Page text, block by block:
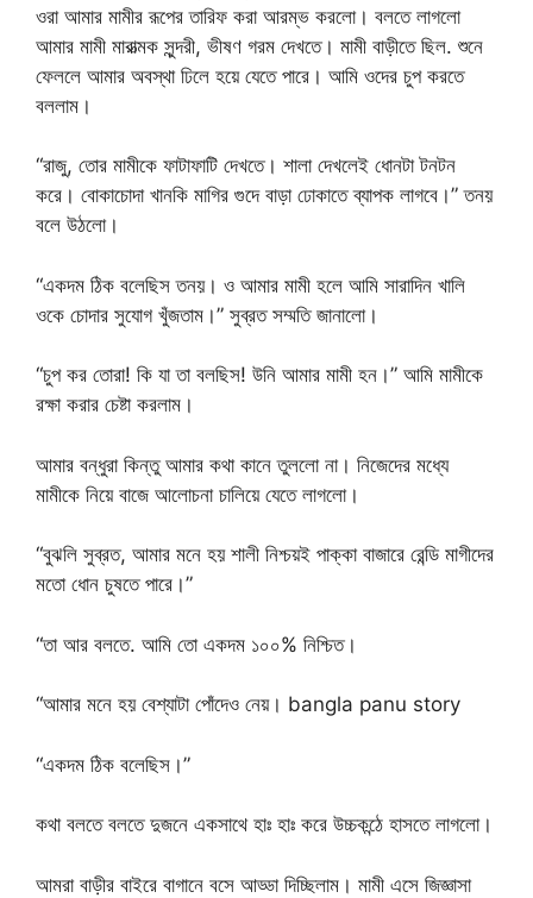
ওরা আমার মামীর রূপের তারিফ করা আরম্ভ করলো। বলতে লাগলো
আমার মামী মারাত্মক সুন্দরী, ভীষণ গরম দেখতে। মামী বাড়ীতে ছিল. শুনে
ফেললে আমার অবস্থা ঢিলে হয়ে যেতে পারে। আমি ওদের চুপ করতে
বললাম।
“রাজু, তোর মামীকে ফাটাফাটি দেখতে। শালা দেখলেই ধোনটা টনটন
করে। বোকাচোদা খানকি মাগির গুদে বাড়া ঢোকাতে ব্যাপক লাগবে।” তনয়
বলে উঠলো।
“একদম ঠিক বলেছিস তনয়। ও আমার মামী হলে আমি সারাদিন খালি
ওকে চোদার সুযোগ খুঁজতাম।” সুব্রত সম্মতি জানালো।
“চুপ কর তোরা! কি যা তা বলছিস! উনি আমার মামী হন।” আমি মামীকে
রক্ষা করার চেষ্টা করলাম।
আমার বন্ধুরা কিন্তু আমার কথা কানে তুললো না। নিজেদের মধ্যে
মামীকে নিয়ে বাজে আলোচনা চালিয়ে যেতে লাগলো।
“বুঝলি সুব্রত, আমার মনে হয় শালী নিশ্চয়ই পাক্কা বাজারে রেন্ডি মাগীদের
মতো ধোন চুষতে পারে।”
“তা আর বলতে. আমি তো একদম ১০০% নিশ্চিত।
“আমার মনে হয় বেশ্যাটা পোঁদেও নেয়। bangla panu story
“একদম ঠিক বলেছিস।”
কথা বলতে বলতে দুজনে একসাথে হাঃ হাঃ করে উচ্চকন্ঠে হাসতে লাগলো।
আমরা বাড়ীর বাইরে বাগানে বসে আড্ডা দিচ্ছিলাম। মামী এসে জিজ্ঞাসা